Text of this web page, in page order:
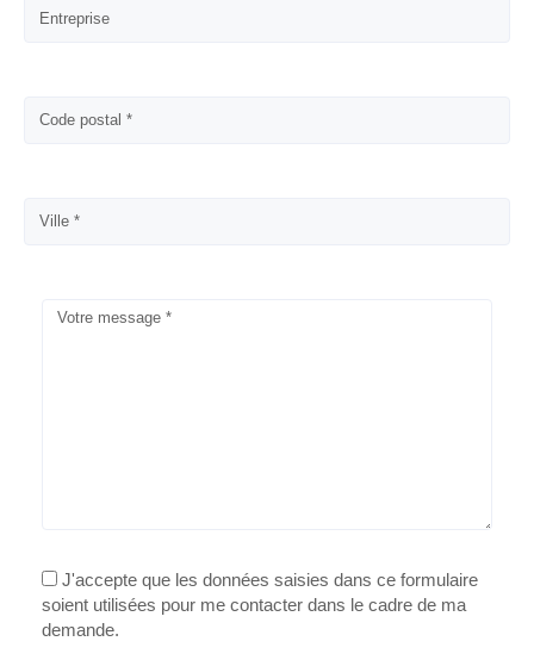
J'accepte que les données saisies dans ce formulaire
soient utilisées pour me contacter dans le cadre de ma
demande.